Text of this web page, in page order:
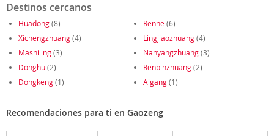
Destinos cercanos
Huadong(8) Renhe(6)
Xichengzhuang(4) Lingjiaozhuang(4)
Mashiling(3) Nanyangzhuang(3)
Donghu(2) Renbinzhuang(2)
Dongkeng(1) Aigang(1)
Recomendaciones para ti en Gaozeng